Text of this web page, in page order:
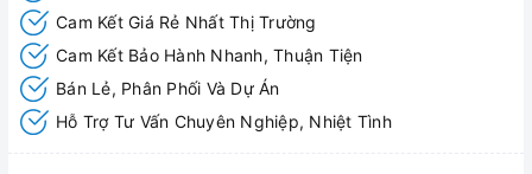
Cam Kết Giá Rẻ Nhất Thị Trường
Cam Kết Bảo Hành Nhanh, Thuận Tiện
Bán Lẻ, Phân Phối Và Dự Án
Hỗ Trợ Tư Vấn Chuyên Nghiệp, Nhiệt Tình